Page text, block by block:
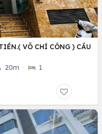
VÕ CHÍ CÔNG ) CẦU
20m · 1